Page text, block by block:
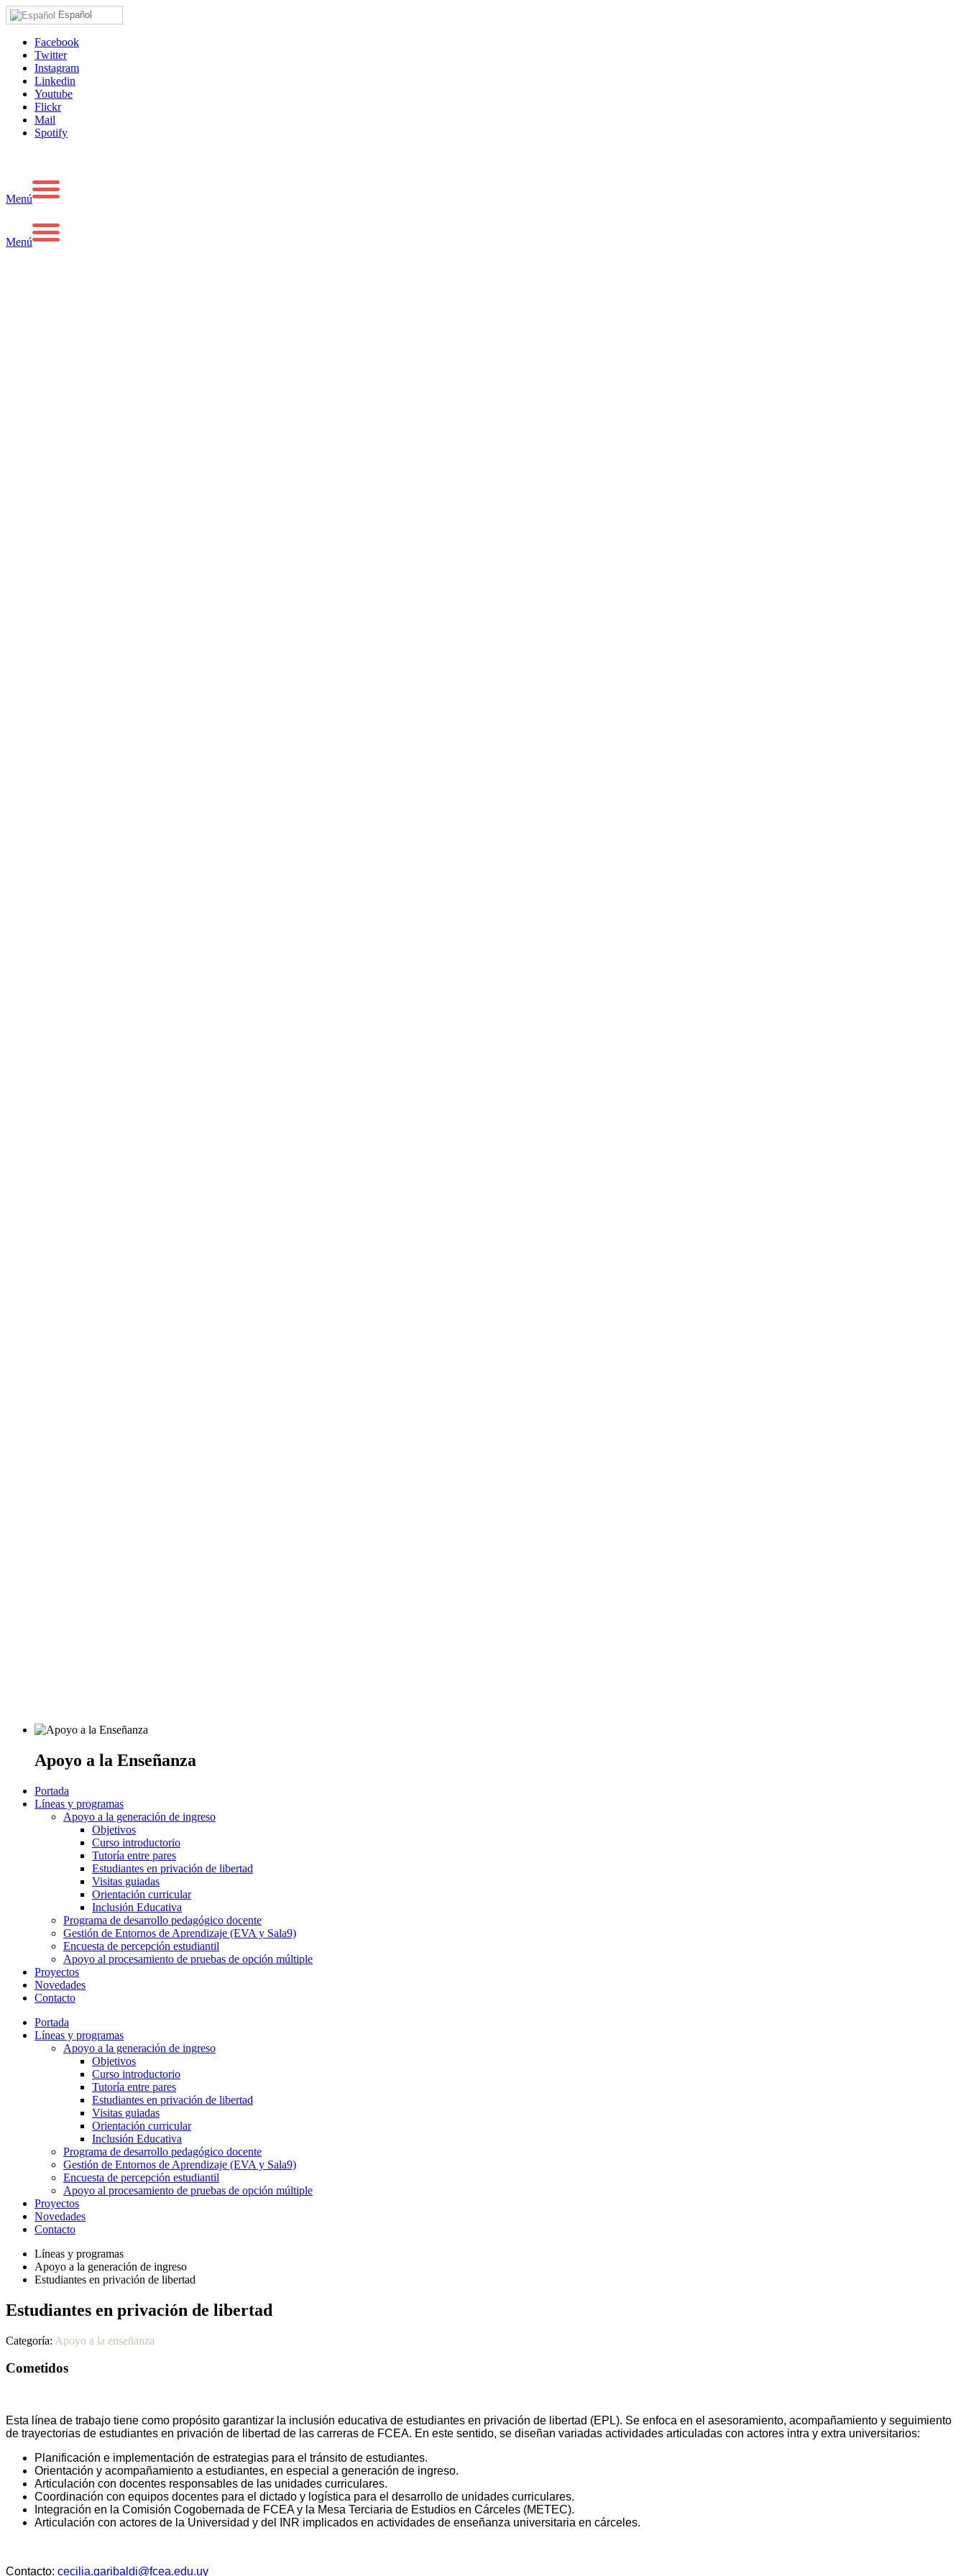
Español
Facebook
Twitter
Instagram
Linkedin
Youtube
Flickr
Mail
Spotify
Menú
Menú
Apoyo a la Enseñanza
Portada
Líneas y programas
Apoyo a la generación de ingreso
Objetivos
Curso introductorio
Tutoría entre pares
Estudiantes en privación de libertad
Visitas guiadas
Orientación curricular
Inclusión Educativa
Programa de desarrollo pedagógico docente
Gestión de Entornos de Aprendizaje (EVA y Sala9)
Encuesta de percepción estudiantil
Apoyo al procesamiento de pruebas de opción múltiple
Proyectos
Novedades
Contacto
Portada
Líneas y programas
Apoyo a la generación de ingreso
Objetivos
Curso introductorio
Tutoría entre pares
Estudiantes en privación de libertad
Visitas guiadas
Orientación curricular
Inclusión Educativa
Programa de desarrollo pedagógico docente
Gestión de Entornos de Aprendizaje (EVA y Sala9)
Encuesta de percepción estudiantil
Apoyo al procesamiento de pruebas de opción múltiple
Proyectos
Novedades
Contacto
Líneas y programas
Apoyo a la generación de ingreso
Estudiantes en privación de libertad
Estudiantes en privación de libertad
Categoría: Apoyo a la enseñanza
Cometidos
Esta línea de trabajo tiene como propósito garantizar la inclusión educativa de estudiantes en privación de libertad (EPL). Se enfoca en el asesoramiento, acompañamiento y seguimiento
de trayectorias de estudiantes en privación de libertad de las carreras de FCEA. En este sentido, se diseñan variadas actividades articuladas con actores intra y extra universitarios:
Planificación e implementación de estrategias para el tránsito de estudiantes.
Orientación y acompañamiento a estudiantes, en especial a generación de ingreso.
Articulación con docentes responsables de las unidades curriculares.
Coordinación con equipos docentes para el dictado y logística para el desarrollo de unidades curriculares.
Integración en la Comisión Cogobernada de FCEA y la Mesa Terciaria de Estudios en Cárceles (METEC).
Articulación con actores de la Universidad y del INR implicados en actividades de enseñanza universitaria en cárceles.
Contacto: cecilia.garibaldi@fcea.edu.uy